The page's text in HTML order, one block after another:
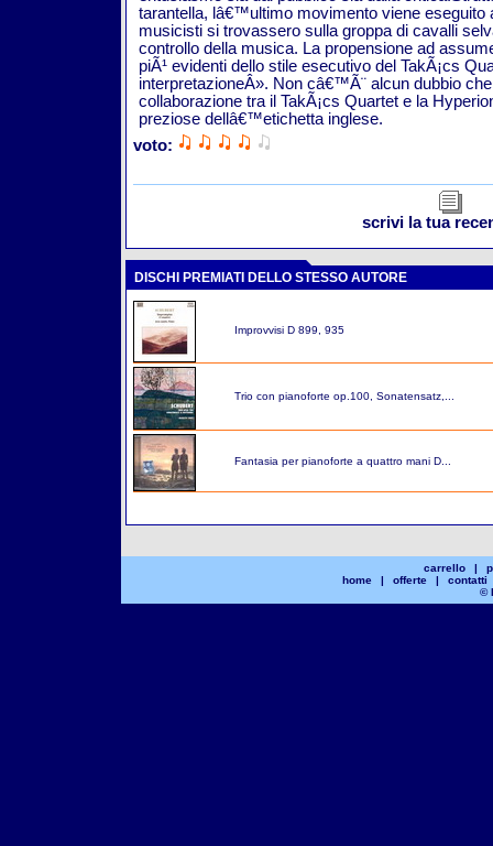
tarantella, lâ€™ultimo movimento viene eseguito
musicisti si trovassero sulla groppa di cavalli
controllo della musica. La propensione ad
piÃ¹ evidenti dello stile esecutivo del TakÃ¡cs
interpretazioneÂ». Non câ€™Ã¨ alcun dubbio
collaborazione tra il TakÃ¡cs Quartet e la
preziose dellâ€™etichetta inglese.
voto:
scrivi la tua
DISCHI PREMIATI DELLO STESSO AUTORE
Improvvisi D 899, 935
Trio con pianoforte op.100, Sonatensatz,...
Fantasia per pianoforte a quattro mani D...
carrello |
home
| offerte |
contatti
©